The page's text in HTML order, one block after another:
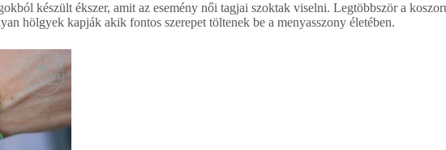
készült ékszer, amit az esemény női tagjai szoktak viselni. Legtöbbször a
hölgyek kapják akik fontos szerepet töltenek be a menyasszony életében.